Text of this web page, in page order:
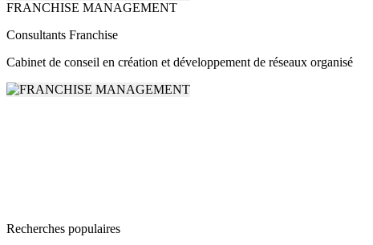
FRANCHISE MANAGEMENT
Consultants Franchise
Cabinet de conseil en création et développement de réseaux organisé
Recherches populaires